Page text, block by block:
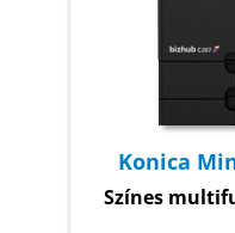
Konica
Színes